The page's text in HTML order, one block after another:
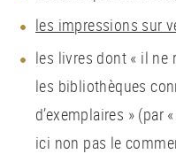
les impressions sur
les livres dont « il ne
les bibliothèques
d’exemplaires » (par
ici non pas le